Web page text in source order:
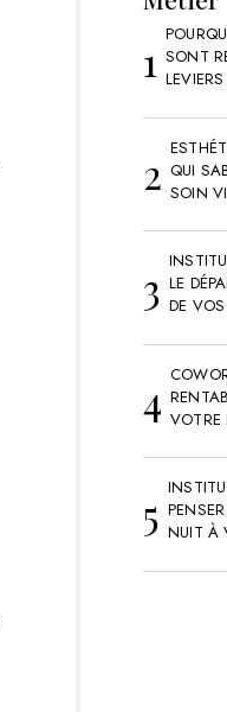
SONT
QUI
SOIN
LE
DE
VOTRE
NUIT À